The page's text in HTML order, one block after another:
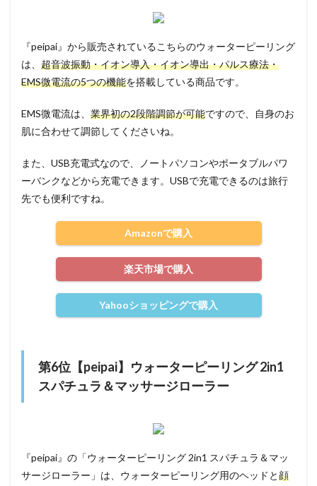
『peipai』から販売されているこちらのウォーターピーリング
は、 超音波振動・イオン導入・イオン導出・パルス療法・
EMS微電流の5つの機能を搭載している商品です。
EMS微電流は、 業界初の2段階調節が可能ですので、自身のお
肌に合わせて調節してくださいね。
また、USB充電式なので、ノートパソコンやポータブルパワ
ーバンクなどから充電できます。USBで充電できるのは旅行
先でも便利ですね。
Amazonで購入
楽天市場で購入
Yahooショッピングで購入
第6位【peipai】ウォーターピーリング 2in1
スパチュラ＆マッサージローラー
『peipai』の「ウォーターピーリング 2in1 スパチュラ＆マッ
サージローラー」は、ウォーターピーリング用のヘッドと顔